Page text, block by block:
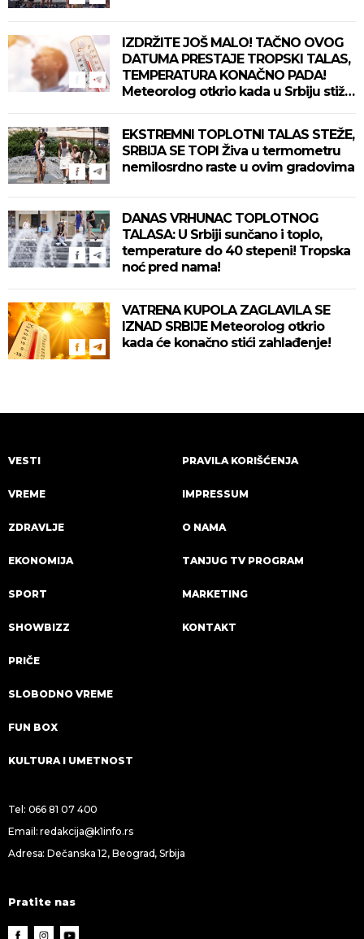
IZDRŽITE JOŠ MALO! TAČNO OVOG
DATUMA PRESTAJE TROPSKI TALAS,
TEMPERATURA KONAČNO PADA!
Meteorolog otkrio kada u Srbiju stiže
EKSTREMNI TOPLOTNI TALAS STEŽE,
SRBIJA SE TOPI Živa u termometru
nemilosrdno raste u ovim gradovima
DANAS VRHUNAC TOPLOTNOG
TALASA: U Srbiji sunčano i toplo,
temperature do 40 stepeni! Tropska
noć pred nama!
VATRENA KUPOLA ZAGLAVILA SE
IZNAD SRBIJE Meteorolog otkrio
kada će konačno stići zahlađenje!
VESTI
VREME
ZDRAVLJE
EKONOMIJA
SPORT
SHOWBIZZ
PRIČE
SLOBODNO VREME
FUN BOX
KULTURA I UMETNOST
PRAVILA KORIŠĆENJA
IMPRESSUM
O NAMA
TANJUG TV PROGRAM
MARKETING
KONTAKT
Tel: 066 81 07 400
Email:redakcija@k1info.rs
Adresa: Dečanska 12, Beograd, Srbija
Pratite nas